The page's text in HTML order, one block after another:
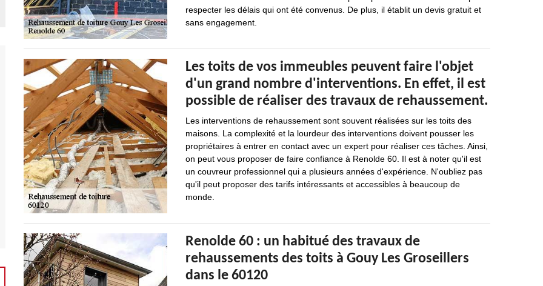
respecter les délais qui ont été convenus. De plus, il établit un devis gratuit et
sans engagement.
Les toits de vos immeubles peuvent faire l'objet
d'un grand nombre d'interventions. En effet, il est
possible de réaliser des travaux de rehaussement.
Les interventions de rehaussement sont souvent réalisées sur les toits des
maisons. La complexité et la lourdeur des interventions doivent pousser les
propriétaires à entrer en contact avec un expert pour réaliser ces tâches. Ainsi,
on peut vous proposer de faire confiance à Renolde 60. Il est à noter qu'il est
un couvreur professionnel qui a plusieurs années d'expérience. N'oubliez pas
qu'il peut proposer des tarifs intéressants et accessibles à beaucoup de
monde.
Renolde 60 : un habitué des travaux de
rehaussements des toits à Gouy Les Groseillers
dans le 60120